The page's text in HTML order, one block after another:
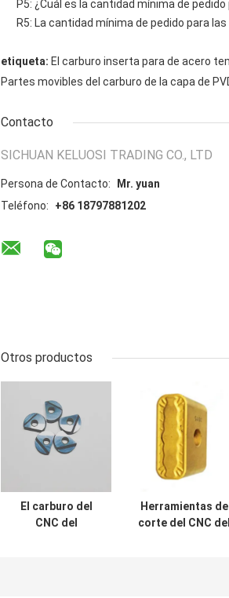
P5: ¿Cuál es la cantidad mínima de
R5: La cantidad mínima de pedido para
etiqueta: El carburo inserta para de acero
Partes movibles del carburo de la capa de
Contacto
SICHUAN KELUOSI TRADING CO., LTD
Persona de Contacto:
Mr. yuan
Teléfono:
+86 18797881202
Otros productos
El carburo del
CNC del
Herramientas de
corte del CNC del